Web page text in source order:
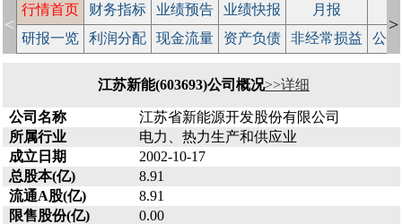
<
行情首页 财务指标 业绩预告 业绩快报 月报
研报一览
利润分配 现金流量 资产负债 非经常损益 公
>
江苏新能(603693)公司概况>>详细
公司名称
江苏省新能源开发股份有限公司
所属行业
电力、热力生产和供应业
成立日期
2002-10-17
总股本(亿)
8.91
流通A股(亿)
8.91
限售股份(亿)
0.00